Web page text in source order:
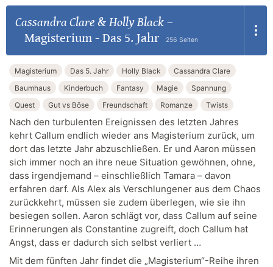
Cassandra Clare& Holly Black–
Magisterium - Das 5. Jahr
256 Seiten
Magisterium Das 5. Jahr Holly Black
Cassandra Clare
Baumhaus
Kinderbuch Fantasy Magie
Spannung
Quest
Gut vs Böse Freundschaft Romanze Twists
Nach den turbulenten Ereignissen des letzten Jahres
kehrt Callum endlich wieder ans Magisterium zurück, um
dort das letzte Jahr abzuschließen. Er und Aaron müssen
sich immer noch an ihre neue Situation gewöhnen, ohne,
dass irgendjemand – einschließlich Tamara – davon
erfahren darf. Als Alex als Verschlungener aus dem Chaos
zurückkehrt, müssen sie zudem überlegen, wie sie ihn
besiegen sollen. Aaron schlägt vor, dass Callum auf seine
Erinnerungen als Constantine zugreift, doch Callum hat
Angst, dass er dadurch sich selbst verliert …
Mit dem fünften Jahr findet die „Magisterium“-Reihe ihren